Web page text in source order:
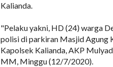
Kalianda.
"Pelaku yakni, HD (24) warga
polisi di parkiran Masjid Agung
Kapolsek Kalianda, AKP
MM, Minggu (12/7/2020).